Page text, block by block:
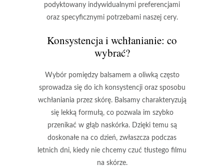
podyktowany indywidualnymi preferencjami
oraz specyficznymi potrzebami naszej cery.
Konsystencja i wchłanianie: co
wybrać?
Wybór pomiędzy balsamem a oliwką często
sprowadza się do ich konsystencji oraz sposobu
wchłaniania przez skórę. Balsamy charakteryzują
się lekką formułą, co pozwala im szybko
przenikać w głąb naskórka. Dzięki temu są
doskonałe na co dzień, zwłaszcza podczas
letnich dni, kiedy nie chcemy czuć tłustego filmu
na skórze.